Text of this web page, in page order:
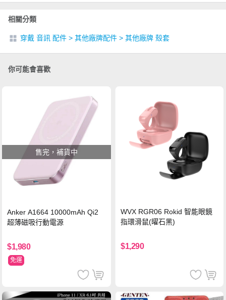
相關分類
穿戴 音訊 配件 > 其他廠牌配件 > 其他廠牌 殼套
你可能會喜歡
售完，補貨中
Anker A1664 10000mAh Qi2
超薄磁吸行動電源
$1,980
免運
WVX RGR06 Rokid 智能眼鏡
指環滑鼠(曜石黑)
$1,290